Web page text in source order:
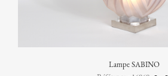
Lampe SABINO